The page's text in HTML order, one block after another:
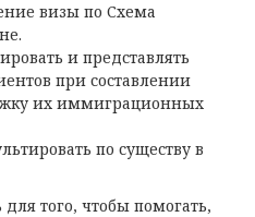
визы по Схема
и представлять
при составлении
их иммиграционных
по существу в
того, чтобы помогать,